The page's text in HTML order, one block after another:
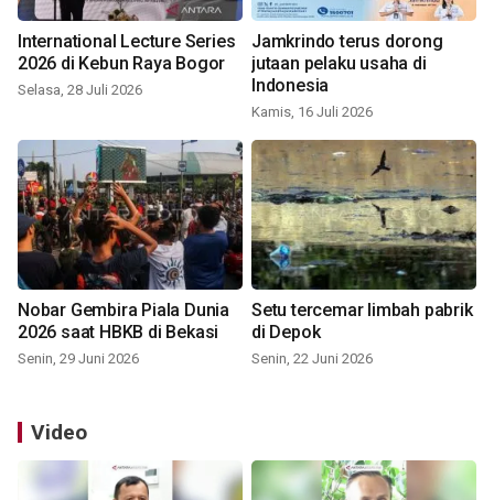
International Lecture Series
2026 di Kebun Raya Bogor
Selasa, 28 Juli 2026
Jamkrindo terus dorong
jutaan pelaku usaha di
Indonesia
Kamis, 16 Juli 2026
Nobar Gembira Piala Dunia
2026 saat HBKB di Bekasi
Senin, 29 Juni 2026
Setu tercemar limbah pabrik
di Depok
Senin, 22 Juni 2026
Video